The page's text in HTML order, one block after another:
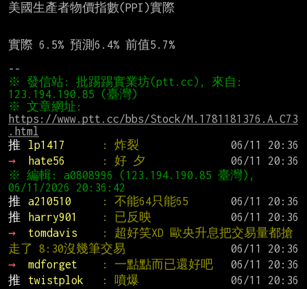
美國生產者物價指數(PPI)實際
實際 6.5% 預測6.4% 前值5.7%
※ 發信站: 批踢踢實業坊(ptt.cc), 來自:
https://www.ptt.cc/bbs/Stock/M.1781181376.A.C73
.html
推
lp1417 : 炸裂
→
hate56 : 好 夕
※ 編輯: a0808996 (123.194.190.85 臺灣),
推
a210510 : 不能64只能65
推
harry901 : 已反映
→
tomdavis
: 超好笑XD 歐央升息把交易量都搶
走了 8:30沒幾筆交易
→
mdforget : 一點點而已還好吧
推
twistplok : 噴爆